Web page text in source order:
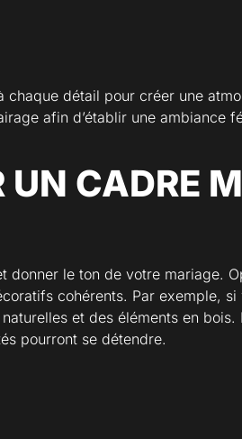
détail pour créer une
afin d’établir une ambiance
CADRE
le ton de votre mariage.
cohérents. Par exemple,
et des éléments en bois.
pourront se détendre.